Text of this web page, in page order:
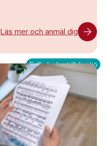
Läs mer och anmäl dig
Fullbokad - ställ dig i kö